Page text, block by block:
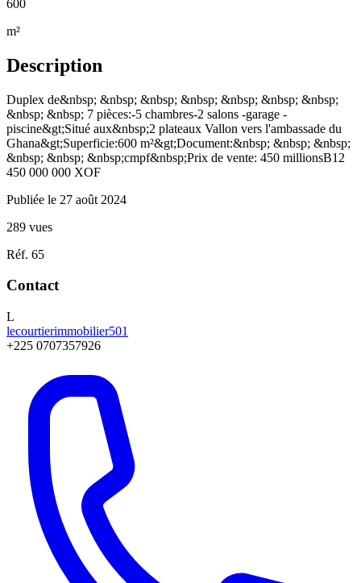
600
m²
Description
Duplex de&nbsp; &nbsp; &nbsp; &nbsp; &nbsp; &nbsp; &nbsp;
&nbsp; &nbsp; 7 pièces:-5 chambres-2 salons -garage -
piscine&gt;Situé aux&nbsp;2 plateaux Vallon vers l'ambassade du
Ghana&gt;Superficie:600 m²&gt;Document:&nbsp; &nbsp; &nbsp;
&nbsp; &nbsp; &nbsp;cmpf&nbsp;Prix de vente: 450 millionsB12
450 000 000 XOF
Publiée le 27 août 2024
289 vues
Réf. 65
Contact
L
lecourtierimmobilier501
+225 0707357926